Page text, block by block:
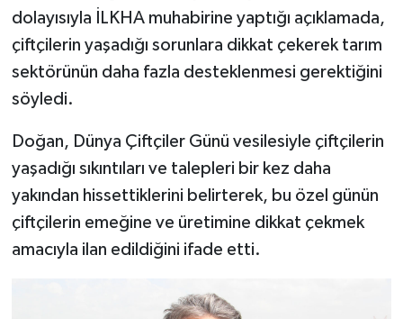
dolayısıyla İLKHA muhabirine yaptığı açıklamada,
çiftçilerin yaşadığı sorunlara dikkat çekerek tarım
sektörünün daha fazla desteklenmesi gerektiğini
söyledi.
Doğan, Dünya Çiftçiler Günü vesilesiyle çiftçilerin
yaşadığı sıkıntıları ve talepleri bir kez daha
yakından hissettiklerini belirterek, bu özel günün
çiftçilerin emeğine ve üretimine dikkat çekmek
amacıyla ilan edildiğini ifade etti.
Spor